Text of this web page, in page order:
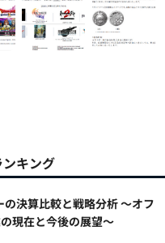
キング
の決算比較と戦略分析 ～オフ
現在と今後の展望～